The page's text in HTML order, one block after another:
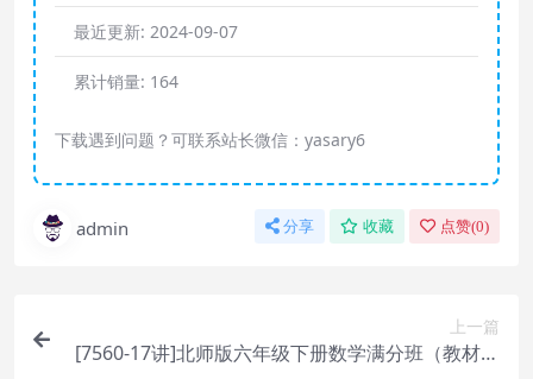
最近更新: 2024-09-07
累计销量: 164
下载遇到问题？可联系站长微信：yasary6
admin 分享 收藏 点赞(0)
上一篇
[7560-17讲]北师版六年级下册数学满分班（教材精